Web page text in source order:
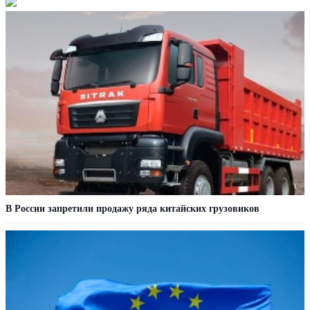
В России запретили продажу ряда китайских грузовиков